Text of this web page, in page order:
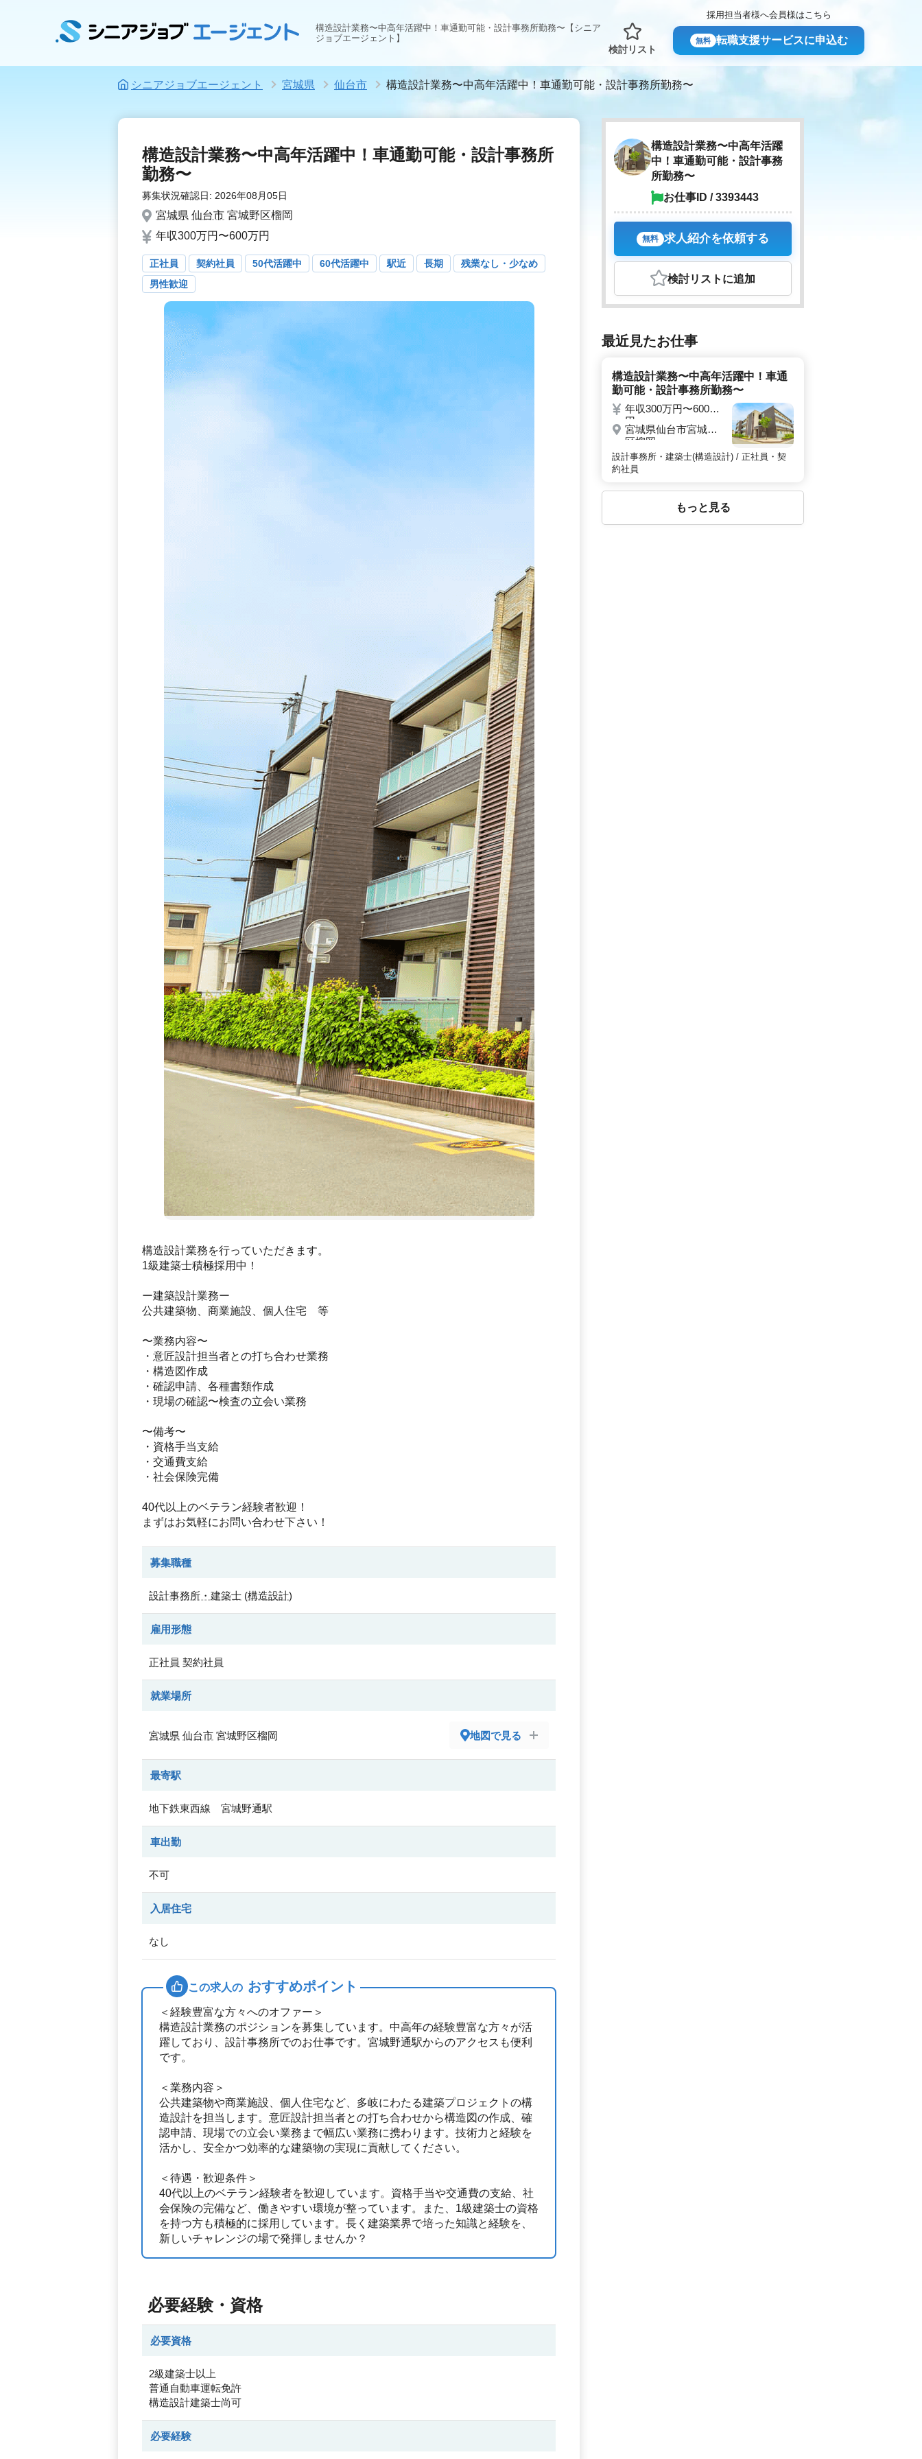
構造設計業務〜中高年活躍中！車通勤可能・設計事務所勤務〜【シニア
ジョブエージェント】
検討リスト
採用担当者様へ会員様はこちら
無料 転職支援サービスに申込む
シニアジョブエージェント 宮城県 仙台市 構造設計業務〜中高年活躍中！車通勤可能・設計事務所勤務〜
構造設計業務〜中高年活躍中！車通勤可能・設計事務所
勤務〜
募集状況確認日: 2026年08月05日
宮城県 仙台市 宮城野区榴岡
年収300万円〜600万円
正社員 契約社員 50代活躍中 60代活躍中 駅近 長期
残業なし・少なめ
男性歓迎
構造設計業務を行っていただきます。
1級建築士積極採用中！
ー建築設計業務ー
公共建築物、商業施設、個人住宅 等
〜業務内容〜
・意匠設計担当者との打ち合わせ業務
・構造図作成
・確認申請、各種書類作成
・現場の確認〜検査の立会い業務
〜備考〜
・資格手当支給
・交通費支給
・社会保険完備
40代以上のベテラン経験者歓迎！
まずはお気軽にお問い合わせ下さい！
募集職種
設計事務所・建築士 (構造設計)
雇用形態
正社員 契約社員
就業場所
宮城県 仙台市 宮城野区榴岡 地図で見る
最寄駅
地下鉄東西線 宮城野通駅
車出勤
不可
入居住宅
なし
この求人の おすすめポイント
＜経験豊富な方々へのオファー＞
構造設計業務のポジションを募集しています。中高年の経験豊富な方々が活
躍しており、設計事務所でのお仕事です。宮城野通駅からのアクセスも便利
です。
＜業務内容＞
公共建築物や商業施設、個人住宅など、多岐にわたる建築プロジェクトの構
造設計を担当します。意匠設計担当者との打ち合わせから構造図の作成、確
認申請、現場での立会い業務まで幅広い業務に携わります。技術力と経験を
活かし、安全かつ効率的な建築物の実現に貢献してください。
＜待遇・歓迎条件＞
40代以上のベテラン経験者を歓迎しています。資格手当や交通費の支給、社
会保険の完備など、働きやすい環境が整っています。また、1級建築士の資格
を持つ方も積極的に採用しています。長く建築業界で培った知識と経験を、
新しいチャレンジの場で発揮しませんか？
必要経験・資格
必要資格
2級建築士以上
普通自動車運転免許
構造設計建築士尚可
必要経験
構造設計業務〜中高年活躍
中！車通勤可能・設計事務
所勤務〜
お仕事ID / 3393443
無料 求人紹介を依頼する
検討リスト に追加
最近見たお仕事
構造設計業務〜中高年活躍中！車通
勤可能・設計事務所勤務〜
年収300万円〜600万
円
宮城県仙台市宮城野
区榴岡
設計事務所・建築士(構造設計) / 正社員・契
約社員
もっと見る